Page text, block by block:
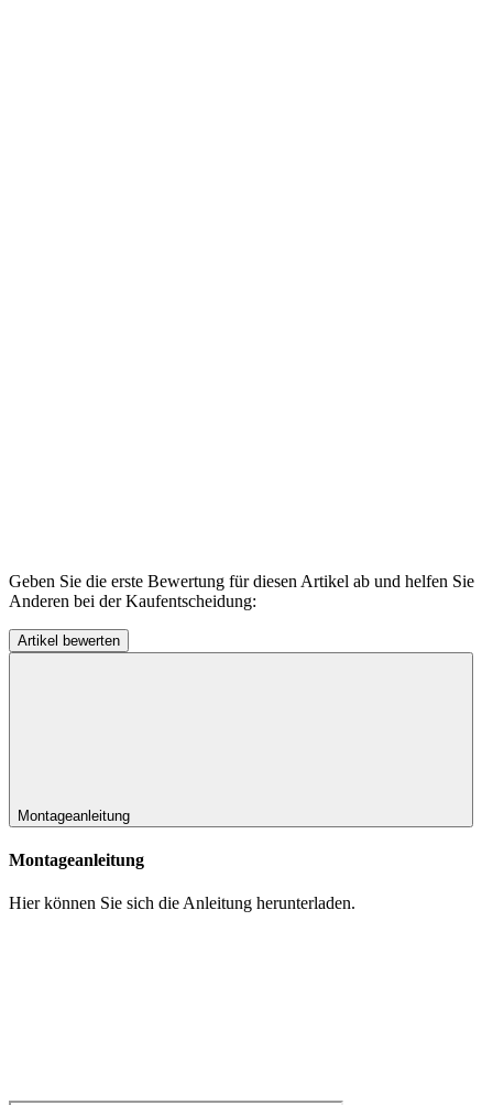
Geben Sie die erste Bewertung für diesen Artikel ab und helfen Sie
Anderen bei der Kaufentscheidung:
Montageanleitung
Montageanleitung
Hier können Sie sich die Anleitung herunterladen.